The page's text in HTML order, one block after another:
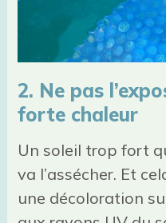
2. Ne pas
forte chaleur
Un soleil trop fort
va l’assécher. Et
une décoloration